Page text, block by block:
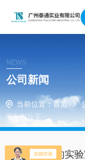
NEWS
公司新闻
当前位置： 首页
用实例分享
真空赶酸仪的实